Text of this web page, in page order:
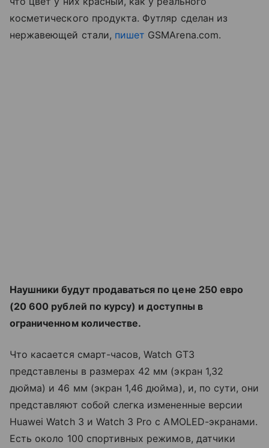
косметического продукта. Футляр сделан из
нержавеющей стали, пишет GSMArena.com.
Наушники будут продаваться по цене 250 евро
(20 600 рублей по курсу) и доступны в
ограниченном количестве.
Что касается смарт-часов, Watch GT3
представлены в размерах 42 мм (экран 1,32
дюйма) и 46 мм (экран 1,46 дюйма), и, по сути, они
представляют собой слегка измененные версии
Huawei Watch 3 и Watch 3 Pro с AMOLED-экранами.
Есть около 100 спортивных режимов, датчики